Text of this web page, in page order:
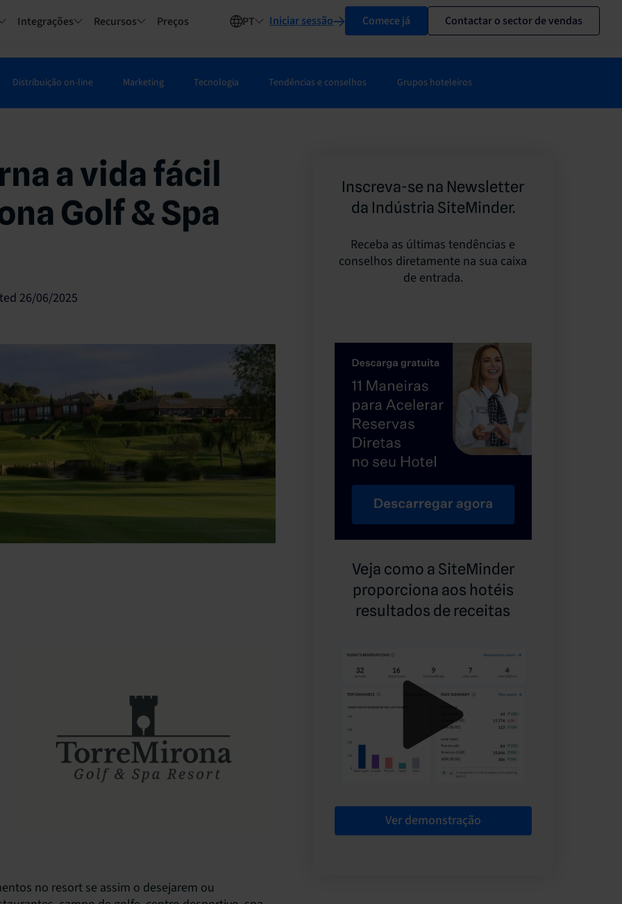
Integrações Recursos Preços PT Iniciar sessão Comece já Contactar o sector de vendas
Distribuição on-line Marketing Tecnologia Tendências e conselhos Grupos hoteleiros
a vida fácil
Golf & Spa
26/06/2025
no resort se assim o desejarem ou
Inscreva-se na Newsletter
da Indústria SiteMinder.
Receba as últimas tendências e
conselhos diretamente na sua caixa
de entrada.
Veja como a SiteMinder
proporciona aos hotéis
resultados de receitas
Ver demonstração